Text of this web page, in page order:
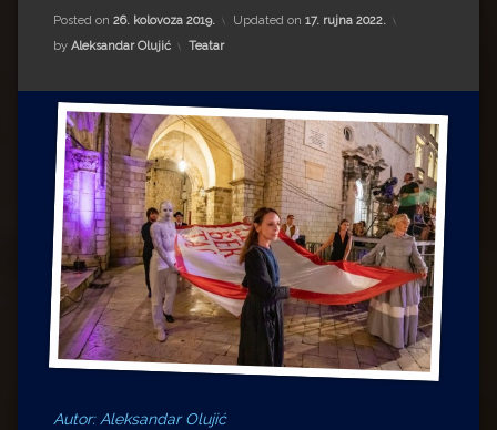
Drugi autori
Drugi autori
Matea Andrić
Ljiljana Lekanić-Kljaić
Željko Krznarić
Mario Lovreković
Miroslav Šantek
Posted on 26. kolovoza 2019. Updated on 17. rujna 2022.
by Aleksandar Olujić Kategorije:
Teatar
Autor: Aleksandar Olujić